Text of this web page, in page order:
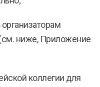
организаторам
(см. ниже, Приложение
коллегии для